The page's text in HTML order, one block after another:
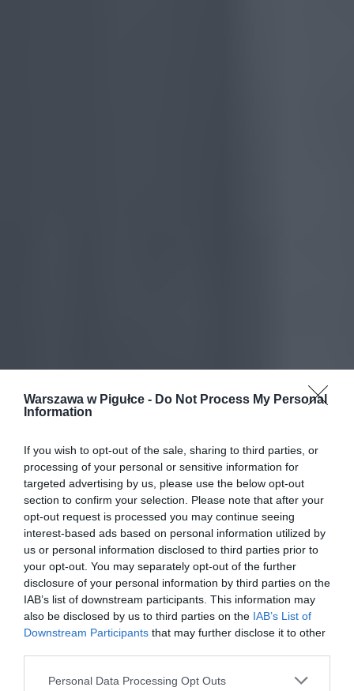
Warszawa w Pigułce - Do Not Process My Personal
Information
If you wish to opt-out of the sale, sharing to third parties, or
processing of your personal or sensitive information for
targeted advertising by us, please use the below opt-out
section to confirm your selection. Please note that after your
opt-out request is processed you may continue seeing
interest-based ads based on personal information utilized by
us or personal information disclosed to third parties prior to
your opt-out. You may separately opt-out of the further
disclosure of your personal information by third parties on the
IAB’s list of downstream participants. This information may
also be disclosed by us to third parties on the IAB’s List of
Downstream Participants that may further disclose it to other
Personal Data Processing Opt Outs